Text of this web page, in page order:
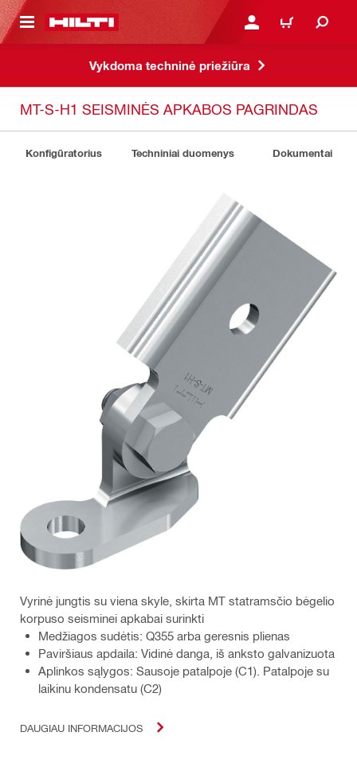
TURINIO PRISIJUNGTI ARBA
PIRKINIŲ
Vykdoma techninė priežiūra
MT-S-H1 SEISMINĖS APKABOS PAGRINDAS
Konfigūratorius Techniniai duomenys Dokumentai
Vyrinė jungtis su viena skyle, skirta MT statramsčio bėgelio
korpuso seisminei apkabai surinkti
Medžiagos sudėtis: Q355 arba geresnis plienas
Paviršiaus apdaila: Vidinė danga, iš anksto galvanizuota
Aplinkos sąlygos: Sausoje patalpoje (C1). Patalpoje su
laikinu kondensatu (C2)
DAUGIAU INFORMACIJOS